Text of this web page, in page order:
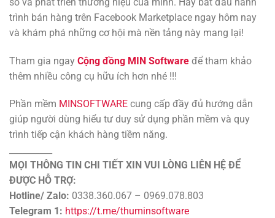
trình bán hàng trên Facebook Marketplace ngay hôm nay
và khám phá những cơ hội mà nền tảng này mang lại!
Tham gia ngay Cộng đồng MIN Software để tham khảo
thêm nhiều công cụ hữu ích hơn nhé !!!
Phần mềm MINSOFTWARE cung cấp đầy đủ hướng dẫn
giúp người dùng hiểu tư duy sử dụng phần mềm và quy
trình tiếp cận khách hàng tiềm năng.
MỌI THÔNG TIN CHI TIẾT XIN VUI LÒNG LIÊN HỆ ĐỂ
ĐƯỢC HỖ TRỢ:
Hotline/ Zalo: 0338.360.067 – 0969.078.803
Telegram 1: https://t.me/thuminsoftware